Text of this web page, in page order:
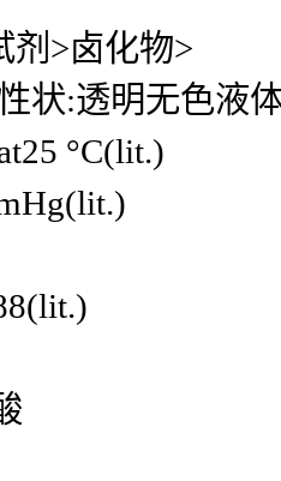
剂>卤化物>
状:透明无色液
°C(lit.)